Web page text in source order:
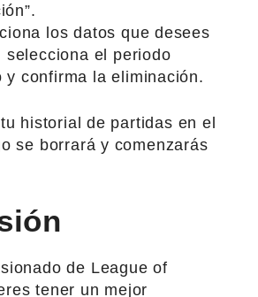
los datos que desees
selecciona el periodo
y confirma la eliminación.
historial de partidas en el
se borrará y comenzarás
de League of
tener un mejor